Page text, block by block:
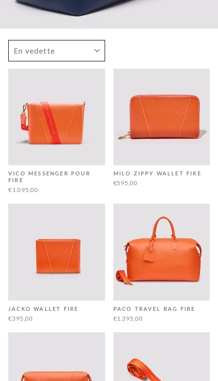
VICO MESSENGER POUR
FIRE
€1.095,00
MILO ZIPPY WALLET FIRE
€595,00
JACKO WALLET FIRE
€395,00
PACO TRAVEL BAG FIRE
€1.395,00